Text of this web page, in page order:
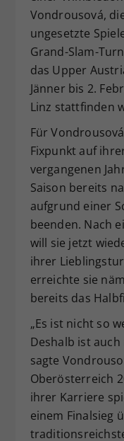
Vondrousová,
ungesetzte
Grand-Slam-
das Upper
Jänner bis 2.
Linz stattfinden
Für
Fixpunkt auf
vergangenen
Saison bereits
aufgrund einer
beenden. Nach
will sie jetzt
ihrer
erreichte sie
bereits das
„Es ist nicht so
Deshalb ist
sagte
Oberösterreich
ihrer Karriere
einem Finalsieg
Zweck
hat.